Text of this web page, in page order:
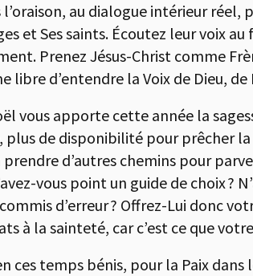
au dialogue intérieur réel,
et Ses saints. Écoutez leur voix
Prenez Jésus-Christ comme
libre d’entendre la Voix de Dieu,
vous apporte cette année la
plus de disponibilité pour prêcher la
prendre d’autres chemins pour
vous point un guide de choix ?
d’erreur ? Offrez-Lui donc
à la sainteté, car c’est ce que
ces temps bénis, pour la Paix